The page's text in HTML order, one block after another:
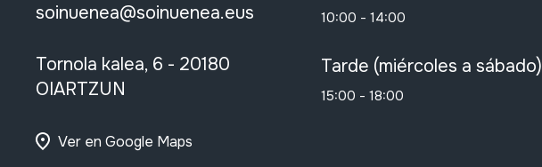
soinuenea@soinuenea.eus
Tornola kalea, 6 - 20180
OIARTZUN
Ver en Google Maps
10:00 - 14:00
Tarde (miércoles a sábado)
15:00 - 18:00